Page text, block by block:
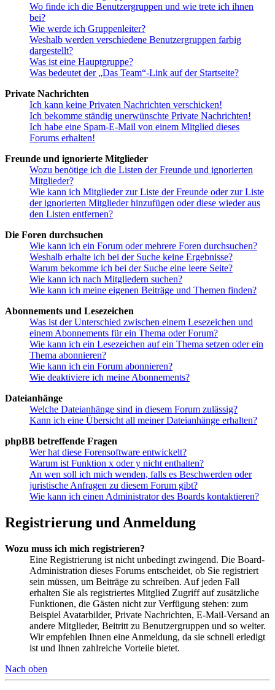
Wo finde ich die Benutzergruppen und wie trete ich ihnen
bei?
Wie werde ich Gruppenleiter?
Weshalb werden verschiedene Benutzergruppen farbig
dargestellt?
Was ist eine Hauptgruppe?
Was bedeutet der „Das Team“-Link auf der Startseite?
Private Nachrichten
Ich kann keine Privaten Nachrichten verschicken!
Ich bekomme ständig unerwünschte Private Nachrichten!
Ich habe eine Spam-E-Mail von einem Mitglied dieses
Forums erhalten!
Freunde und ignorierte Mitglieder
Wozu benötige ich die Listen der Freunde und ignorierten
Mitglieder?
Wie kann ich Mitglieder zur Liste der Freunde oder zur Liste
der ignorierten Mitglieder hinzufügen oder diese wieder aus
den Listen entfernen?
Die Foren durchsuchen
Wie kann ich ein Forum oder mehrere Foren durchsuchen?
Weshalb erhalte ich bei der Suche keine Ergebnisse?
Warum bekomme ich bei der Suche eine leere Seite?
Wie kann ich nach Mitgliedern suchen?
Wie kann ich meine eigenen Beiträge und Themen finden?
Abonnements und Lesezeichen
Was ist der Unterschied zwischen einem Lesezeichen und
einem Abonnements für ein Thema oder Forum?
Wie kann ich ein Lesezeichen auf ein Thema setzen oder ein
Thema abonnieren?
Wie kann ich ein Forum abonnieren?
Wie deaktiviere ich meine Abonnements?
Dateianhänge
Welche Dateianhänge sind in diesem Forum zulässig?
Kann ich eine Übersicht all meiner Dateianhänge erhalten?
phpBB betreffende Fragen
Wer hat diese Forensoftware entwickelt?
Warum ist Funktion x oder y nicht enthalten?
An wen soll ich mich wenden, falls es Beschwerden oder
juristische Anfragen zu diesem Forum gibt?
Wie kann ich einen Administrator des Boards kontaktieren?
Registrierung und Anmeldung
Wozu muss ich mich registrieren?
Eine Registrierung ist nicht unbedingt zwingend. Die Board-
Administration dieses Forums entscheidet, ob Sie registriert
sein müssen, um Beiträge zu schreiben. Auf jeden Fall
erhalten Sie als registriertes Mitglied Zugriff auf zusätzliche
Funktionen, die Gästen nicht zur Verfügung stehen: zum
Beispiel Avatarbilder, Private Nachrichten, E-Mail-Versand an
andere Mitglieder, Beitritt zu Benutzergruppen und so weiter.
Wir empfehlen Ihnen eine Anmeldung, da sie schnell erledigt
ist und Ihnen zahlreiche Vorteile bietet.
Nach oben